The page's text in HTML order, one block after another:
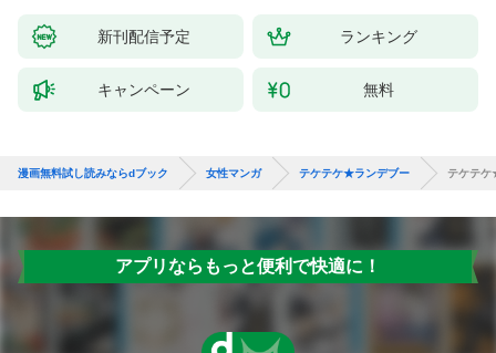
新刊配信予定 ランキング
キャンペーン 無料
漫画無料試し読みならdブック 女性マンガ テケテケ★ランデブー テケテケ
アプリならもっと便利で快適に！